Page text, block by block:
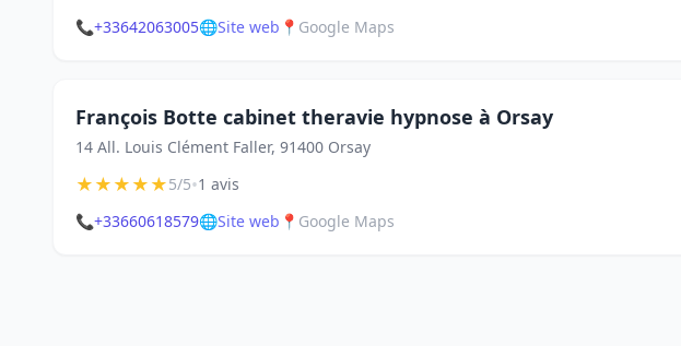
📞+33642063005🌐Site web 📍 Google Maps
François Botte cabinet theravie hypnose à Orsay
14 All. Louis Clément Faller, 91400 Orsay
★★★★★5/5•1 avis
📞+33660618579🌐Site web 📍 Google Maps